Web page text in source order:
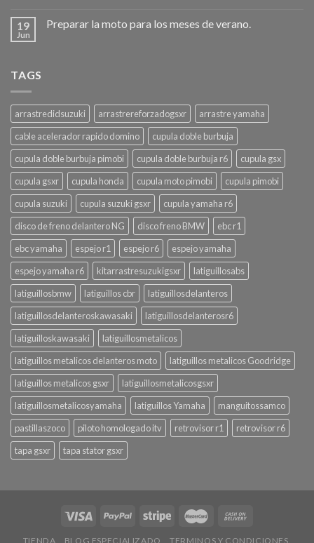
19
Jun
Preparar la moto para los meses de verano.
TAGS
arrastredidsuzuki arrastrereforzadogsxr
arrastre yamaha
cable acelerador rapido domino
cupula doble burbuja
cupula doble burbuja pimobi
cupula doble burbuja r6
cupula gsx
cupula gsxr
cupula honda cupula moto pimobi
cupula pimobi
cupula suzuki
cupula suzuki gsxr
cupula yamaha r6
disco de freno delantero NG
disco freno BMW
ebc r1
ebc yamaha
espejo r1 espejo r6
espejo yamaha
espejo yamaha r6
kitarrastresuzukigsxr
latiguillosabs
latiguillosbmw
latiguillos cbr
latiguillosdelanteros
latiguillosdelanteroskawasaki
latiguillosdelanterosr6
latiguilloskawasaki
latiguillosmetalicos
latiguillos metalicos delanteros moto
latiguillos metalicos Goodridge
latiguillos metalicos gsxr
latiguillosmetalicosgsxr
latiguillosmetalicosyamaha
latiguillos Yamaha
manguitossamco
pastillaszoco
piloto homologado itv retrovisor r1
retrovisor r6
tapa gsxr
tapa stator gsxr
TIENDA BLOG ESPECIALIZADO TERMINOS Y CONDICIONES.